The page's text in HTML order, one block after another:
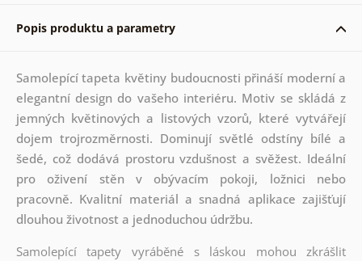
Popis produktu a parametry
Samolepící tapeta květiny budoucnosti přináší moderní a
elegantní design do vašeho interiéru. Motiv se skládá z
jemných květinových a listových vzorů, které vytvářejí
dojem trojrozměrnosti. Dominují světlé odstíny bílé a
šedé, což dodává prostoru vzdušnost a svěžest. Ideální
pro oživení stěn v obývacím pokoji, ložnici nebo
pracovně. Kvalitní materiál a snadná aplikace zajišťují
dlouhou životnost a jednoduchou údržbu.
Samolepící tapety vyráběné s láskou mohou zkrášlit